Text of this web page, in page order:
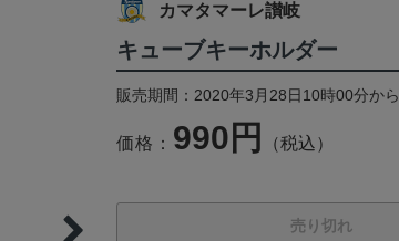
カマタマーレ讃岐
キューブキーホルダー
販売期間：2020年3月28日10時00分から
価格： 990円 （税込）
売り切れ